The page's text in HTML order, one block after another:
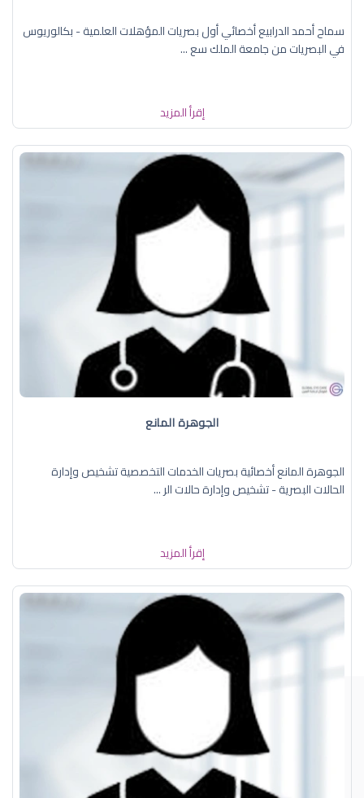
سماح أحمد الدرابيع أخصائي أول بصريات المؤهلات العلمية - بكالوريوس
في البصريات من جامعة الملك سع ...
إقرأ المزيد
الجوهرة المانع
الجوهرة المانع أخصائية بصريات الخدمات التخصصية تشخيص وإدارة
الحالات البصرية - تشخيص وإدارة حالات الر ...
إقرأ المزيد